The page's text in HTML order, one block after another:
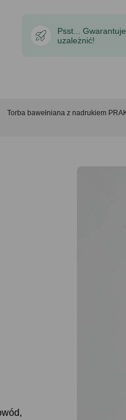
Psst...
uzależnić!
Torba bawełniana z nadrukiem